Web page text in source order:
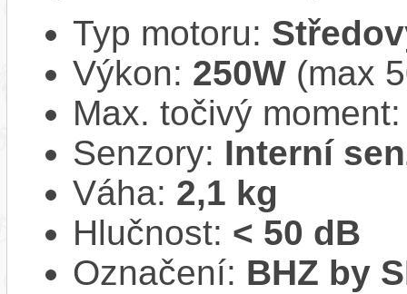
Typ motoru:
Výkon: 250W (max
Max. točivý
Senzory: Interní
Váha: 2,1 kg
Hlučnost: < 50 dB
Označení: BHZ by